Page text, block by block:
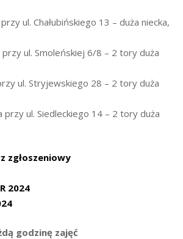
przy ul. Chałubińskiego 13 – duża niecka,
przy ul. Smoleńskiej 6/8 – 2 tory duża
ul. Stryjewskiego 28 – 2 tory duża
przy ul. Siedleckiego 14 – 2 tory duża
zgłoszeniowy
2024
godzinę zajęć